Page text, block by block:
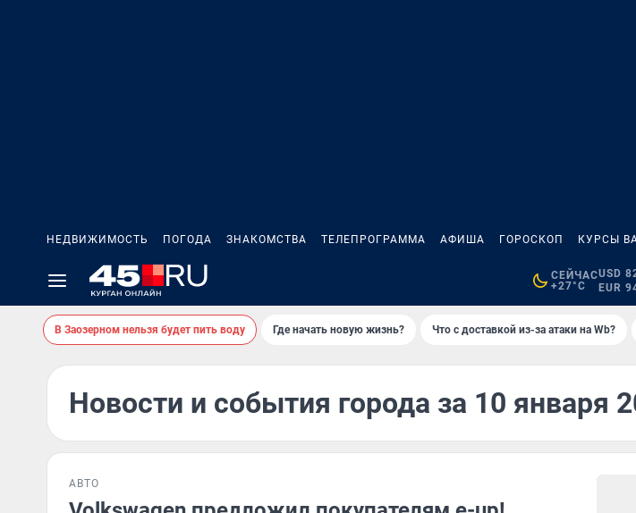
НЕДВИЖИМОСТЬ ПОГОДА ЗНАКОМСТВА ТЕЛЕПРОГРАММА АФИША ГОРОСКОП КУРСЫ
СЕЙЧАС
+27°C
USD
EUR
В Заозерном нельзя будет пить воду Где начать новую жизнь? Что с доставкой из-за атаки на Wb?
Новости и события города за 10 января
АВТО